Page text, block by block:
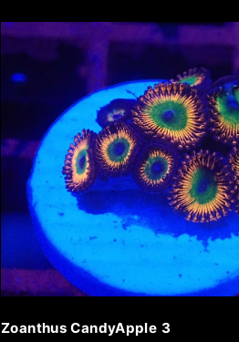
Zoanthus CandyApple 3